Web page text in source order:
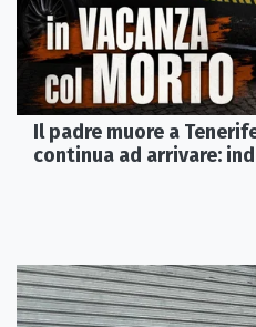
Il padre muore a
continua ad arrivare: